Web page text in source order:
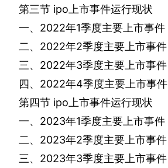
第三节 ipo 上市事件运行现状
一、 2022年1季度主要上市事件
二、 2022年2季度主要上市事件
三、 2022年3季度主要上市事件
四、 2022年4季度主要上市事件
第四节 ipo 上市事件运行现状
一、 2023年1季度主要上市事件
二、 2023年2季度主要上市事件
三、 2023年3季度主要上市事件